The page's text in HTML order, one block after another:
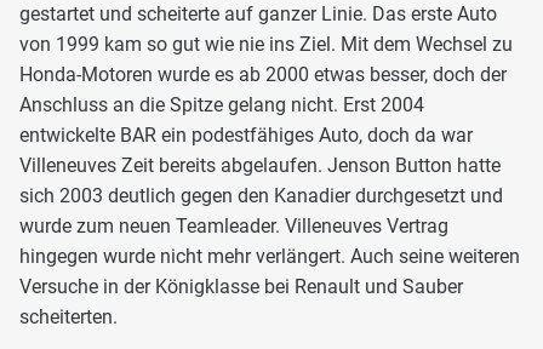
gestartet und scheiterte auf ganzer Linie. Das erste Auto
von 1999 kam so gut wie nie ins Ziel. Mit dem Wechsel zu
Honda-Motoren wurde es ab 2000 etwas besser, doch der
Anschluss an die Spitze gelang nicht. Erst 2004
entwickelte BAR ein podestfähiges Auto, doch da war
Villeneuves Zeit bereits abgelaufen. Jenson Button hatte
sich 2003 deutlich gegen den Kanadier durchgesetzt und
wurde zum neuen Teamleader. Villeneuves Vertrag
hingegen wurde nicht mehr verlängert. Auch seine weiteren
Versuche in der Königklasse bei Renault und Sauber
scheiterten.